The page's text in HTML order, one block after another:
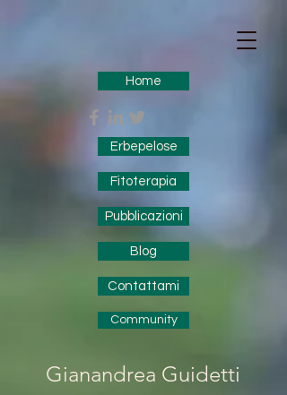
Home
Erbepelose
Fitoterapia
Pubblicazioni
Blog
Gianandrea Guidetti
Contattami
Community